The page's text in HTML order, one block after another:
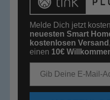
Melde Dich jetzt
neuesten Smart
kostenlosen Versand ,
einen 10€